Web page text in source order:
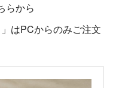
らから
はPCからのみご注文